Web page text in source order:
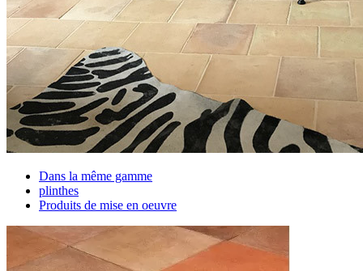
Dans la même gamme
plinthes
Produits de mise en oeuvre